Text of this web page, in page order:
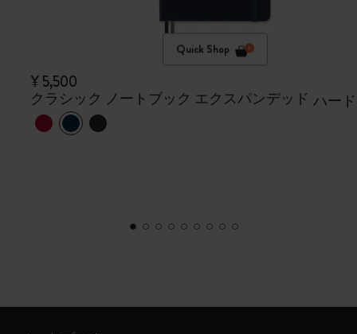
Quick Shop
¥ 5,500
クラシック ノートブック エクスパンデッド ハー